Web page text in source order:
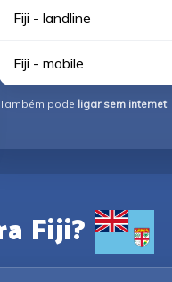
Fiji - landline
Fiji - mobile
Também pode ligar sem internet.
Fiji?